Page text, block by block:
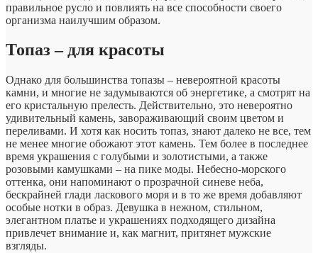
правильное русло и повлиять на все способности своего
организма наилучшим образом.
Топаз – для красоты
Однако для большинства топазы – невероятной красоты
камни, и многие не задумываются об энергетике, а смотрят на
его кристальную прелесть. Действительно, это невероятно
удивительный камень, завораживающий своим цветом и
переливами. И хотя как носить топаз, знают далеко не все, тем
не менее многие обожают этот камень. Тем более в последнее
время украшения с голубыми и золотистыми, а также
розовыми камушками – на пике моды. Небесно-морского
оттенка, они напоминают о прозрачной синеве неба,
бескрайней глади ласкового моря и в то же время добавляют
особые нотки в образ. Девушка в нежном, стильном,
элегантном платье и украшениях подходящего дизайна
привлечет внимание и, как магнит, притянет мужские
взгляды.